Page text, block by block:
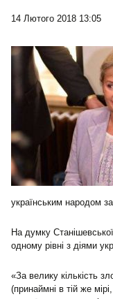
14 Лютого 2018 13:05
українським народом
На думку
одному рівні з діями
«За велику кількість
(принаймні в тій же